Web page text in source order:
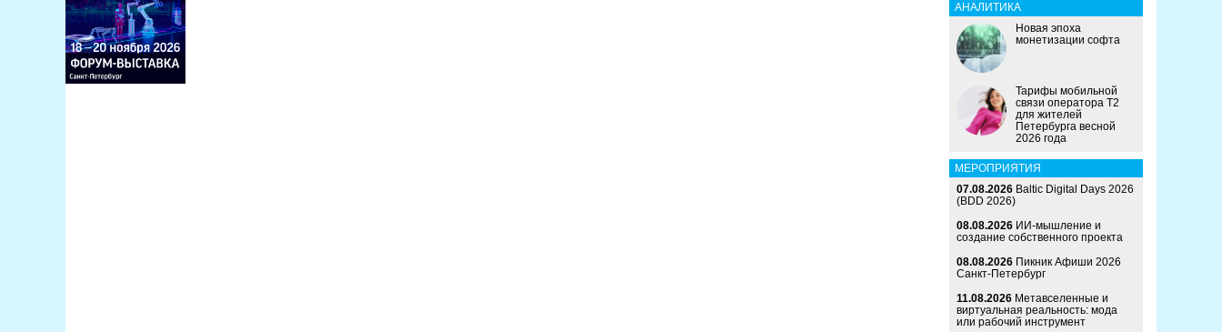
АНАЛИТИКА
Новая эпоха
монетизации софта
Тарифы мобильной
связи оператора Т2
для жителей
Петербурга весной
2026 года
МЕРОПРИЯТИЯ
07.08.2026 Baltic Digital Days 2026
(BDD 2026)
08.08.2026 ИИ-мышление и
создание собственного проекта
08.08.2026 Пикник Афиши 2026
Санкт-Петербург
11.08.2026 Метавселенные и
виртуальная реальность: мода
или рабочий инструмент